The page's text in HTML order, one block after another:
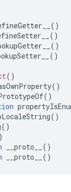
()
()
()
()
()
()
()
()
()
__proto__
()
__proto__ ()